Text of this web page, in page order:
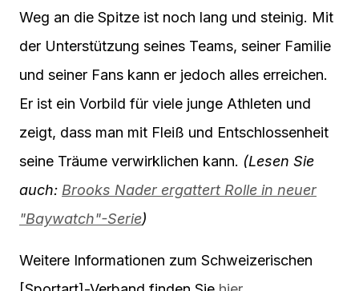
Weg an die Spitze ist noch lang und steinig. Mit
der Unterstützung seines Teams, seiner Familie
und seiner Fans kann er jedoch alles erreichen.
Er ist ein Vorbild für viele junge Athleten und
zeigt, dass man mit Fleiß und Entschlossenheit
seine Träume verwirklichen kann. (Lesen Sie
auch: Brooks Nader ergattert Rolle in neuer
"Baywatch"-Serie)
Weitere Informationen zum Schweizerischen